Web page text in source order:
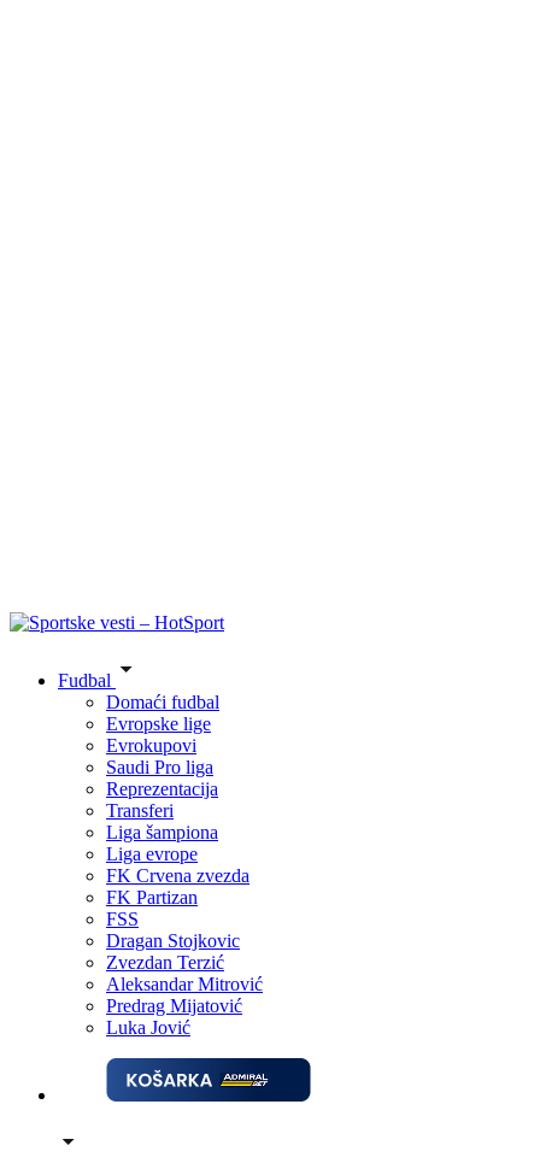
Fudbal
Domaći fudbal
Evropske lige
Evrokupovi
Saudi Pro liga
Reprezentacija
Transferi
Liga šampiona
Liga evrope
FK Crvena zvezda
FK Partizan
FSS
Dragan Stojkovic
Zvezdan Terzić
Aleksandar Mitrović
Predrag Mijatović
Luka Jović